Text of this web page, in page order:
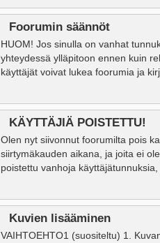
Foorumin säännöt
HUOM! Jos sinulla on vanhat
yhteydessä ylläpitoon ennen kuin
käyttäjät voivat lukea foorumia ja
KÄYTTÄJIÄ POISTETTU!
Olen nyt siivonnut foorumilta pois
siirtymäkauden aikana, ja joita ei
poistettu vanhoja
Kuvien lisääminen
VAIHTOEHTO1 (suositeltu) 1.